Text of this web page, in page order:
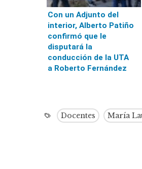
Con un Adjunto del
interior, Alberto Patiño
confirmó que le
disputará la
conducción de la UTA
a Roberto Fernández
Docentes María